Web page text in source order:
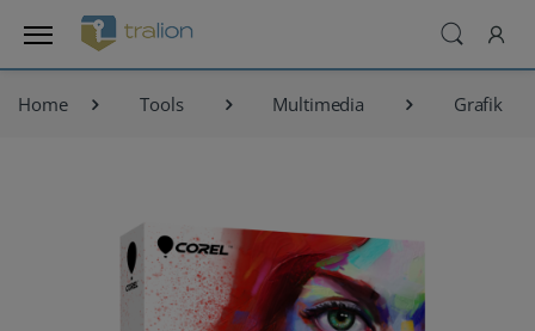
Home Tools Multimedia Grafik